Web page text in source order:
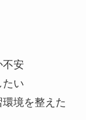
不安
たい
境を整えた